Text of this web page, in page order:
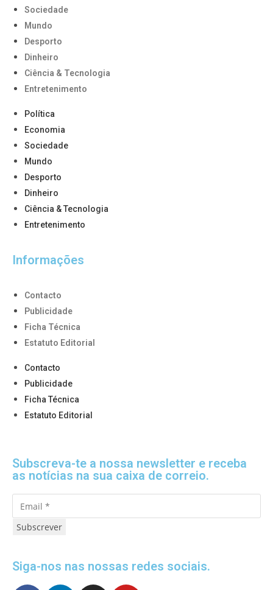
Sociedade
Mundo
Desporto
Dinheiro
Ciência & Tecnologia
Entretenimento
Política
Economia
Sociedade
Mundo
Desporto
Dinheiro
Ciência & Tecnologia
Entretenimento
Informações
Contacto
Publicidade
Ficha Técnica
Estatuto Editorial
Contacto
Publicidade
Ficha Técnica
Estatuto Editorial
Subscreva-te a nossa newsletter e receba
as notícias na sua caixa de correio.
Subscrever
Siga-nos nas nossas redes sociais.